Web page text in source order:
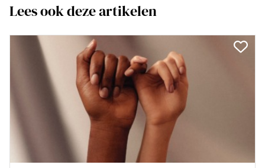
Lees ook deze artikelen